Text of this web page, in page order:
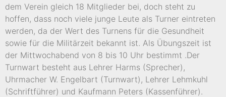
dem Verein gleich 18 Mitglieder bei, doch steht zu
hoffen, dass noch viele junge Leute als Turner eintreten
werden, da der Wert des Turnens für die Gesundheit
sowie für die Militärzeit bekannt ist. Als Übungszeit ist
der Mittwochabend von 8 bis 10 Uhr bestimmt .Der
Turnwart besteht aus Lehrer Harms (Sprecher),
Uhrmacher W. Engelbart (Turnwart), Lehrer Lehmkuhl
(Schriftführer) und Kaufmann Peters (Kassenführer).